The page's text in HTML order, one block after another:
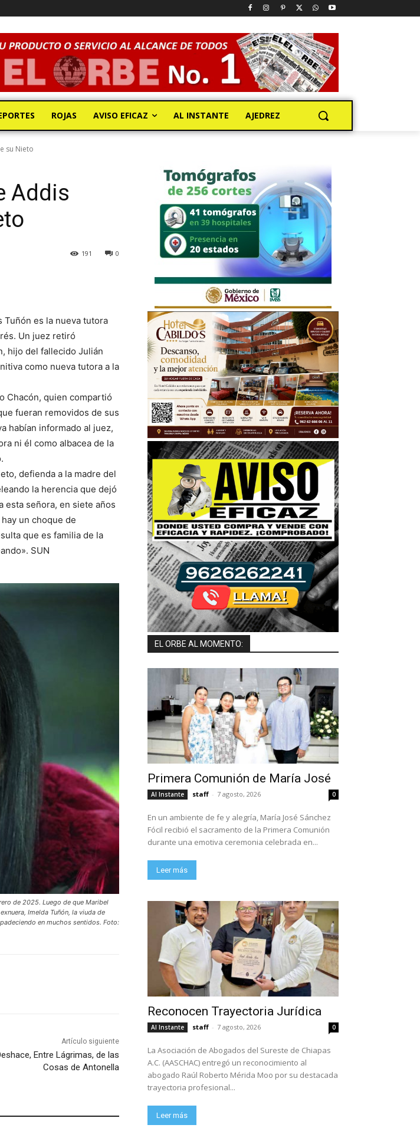
ROJAS AVISO EFICAZ AL INSTANTE AJEDREZ
su Nieto
Addis
0
191
Tuñón es la nueva tutora
Un juez retiró
hijo del fallecido Julián
como nueva tutora a la
Chacón, quien compartió
fueran removidos de sus
habían informado al juez,
ni él como albacea de la
defienda a la madre del
la herencia que dejó
esta señora, en siete años
un choque de
que es familia de la
SUN
de 2025. Luego de que Maribel
Imelda Tuñón, la viuda de
en muchos sentidos. Foto:
Artículo siguiente
Entre Lágrimas, de las
Cosas de Antonella
EL ORBE AL MOMENTO:
Primera Comunión de María José
Al Instante staff - 7 agosto, 2026 0
En un ambiente de fe y alegría, María José Sánchez
Fócil recibió el sacramento de la Primera Comunión
durante una emotiva ceremonia celebrada en...
Leer más
Reconocen Trayectoria Jurídica
Al Instante staff - 7 agosto, 2026 0
La Asociación de Abogados del Sureste de Chiapas
A.C. (AASCHAC) entregó un reconocimiento al
abogado Raúl Roberto Mérida Moo por su destacada
trayectoria profesional...
Leer más